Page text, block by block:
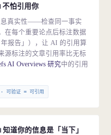
怕引用你
息真实性——检查同一事实
在每个重要论点后标注数据
报告」），让 AI 的引用算
源标注的文章引用率比无标
AI Overviews 研究中的引用
可验证 = 可引用
道你的信息是「当下」